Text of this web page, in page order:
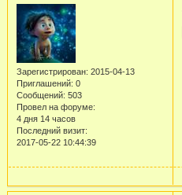
Зарегистрирован: 2015-04-13
Приглашений: 0
Сообщений: 503
Провел на форуме:
4 дня 14 часов
Последний визит:
2017-05-22 10:44:39